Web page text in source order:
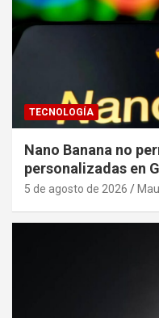
TECNOLOGÍA
Nano Banana no
personalizadas en
5 de agosto de 2026